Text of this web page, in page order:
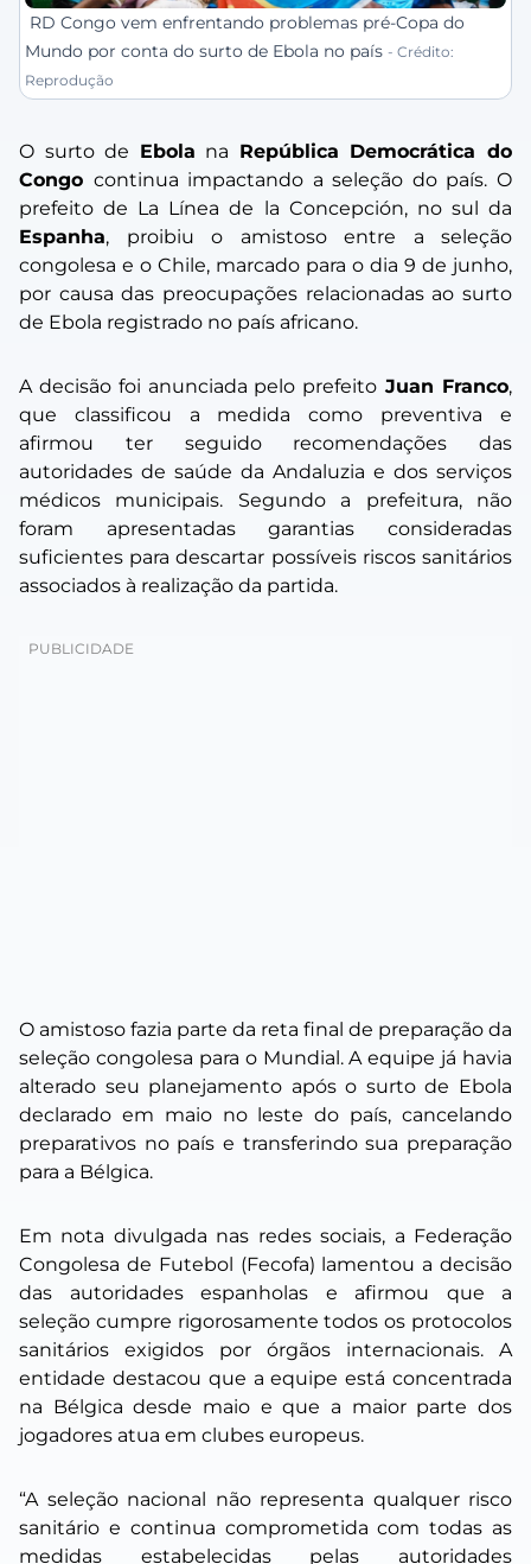
RD Congo vem enfrentando problemas pré-Copa do
Mundo por conta do surto de Ebola no país - Crédito:
Reprodução
O surto de Ebola na República Democrática do
Congo continua impactando a seleção do país. O
prefeito de La Línea de la Concepción, no sul da
Espanha, proibiu o amistoso entre a seleção
congolesa e o Chile, marcado para o dia 9 de junho,
por causa das preocupações relacionadas ao surto
de Ebola registrado no país africano.
A decisão foi anunciada pelo prefeito Juan Franco,
que classificou a medida como preventiva e
afirmou ter seguido recomendações das
autoridades de saúde da Andaluzia e dos serviços
médicos municipais. Segundo a prefeitura, não
foram apresentadas garantias consideradas
suficientes para descartar possíveis riscos sanitários
associados à realização da partida.
O amistoso fazia parte da reta final de preparação da
seleção congolesa para o Mundial. A equipe já havia
alterado seu planejamento após o surto de Ebola
declarado em maio no leste do país, cancelando
preparativos no país e transferindo sua preparação
para a Bélgica.
Em nota divulgada nas redes sociais, a Federação
Congolesa de Futebol (Fecofa) lamentou a decisão
das autoridades espanholas e afirmou que a
seleção cumpre rigorosamente todos os protocolos
sanitários exigidos por órgãos internacionais. A
entidade destacou que a equipe está concentrada
na Bélgica desde maio e que a maior parte dos
jogadores atua em clubes europeus.
“A seleção nacional não representa qualquer risco
sanitário e continua comprometida com todas as
medidas estabelecidas pelas autoridades